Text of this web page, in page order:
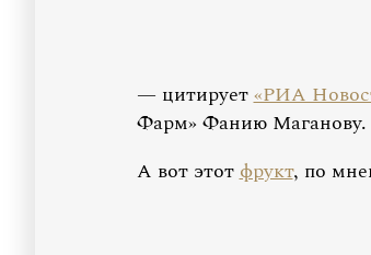
— цитирует«РИА
Фарм» Фанию Маганову.
А вот этотфрукт, по